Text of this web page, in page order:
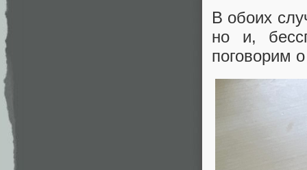
В обоих
но и,
поговорим